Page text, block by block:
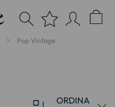
Pop Vintage
ORDINA